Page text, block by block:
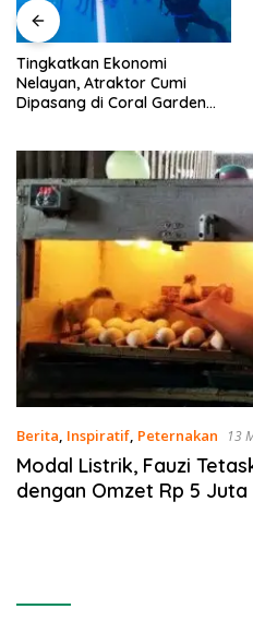
Cumi
Garden
PDKT Danau
Pendekatan
untuk
Berita, Inspiratif, Peternakan 13
Modal Listrik, Fauzi
dengan Omzet Rp 5